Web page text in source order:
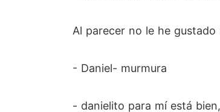
Al parecer no le he gustado
- Daniel- murmura
- danielito para mí está